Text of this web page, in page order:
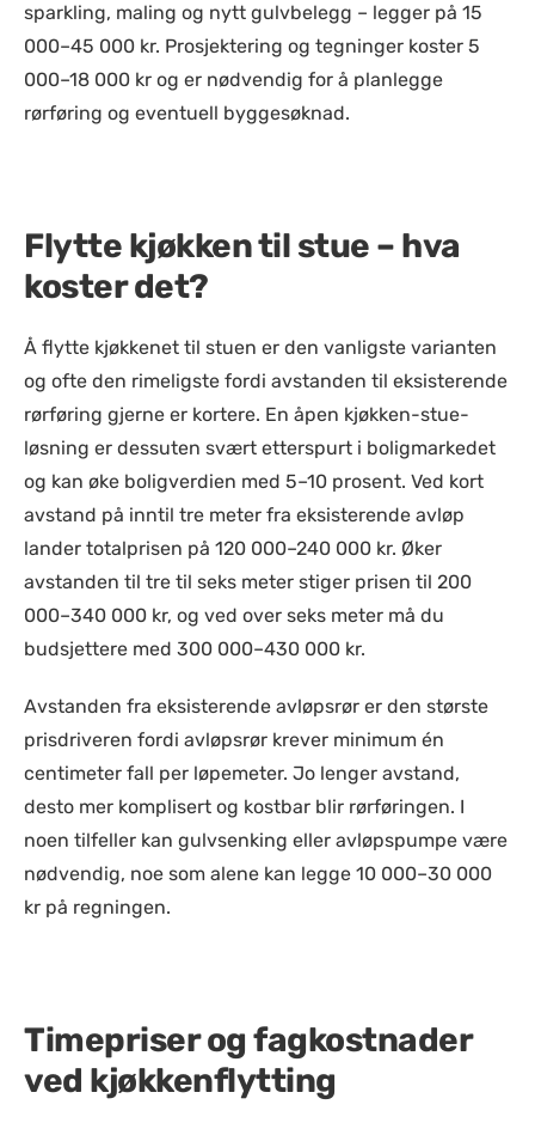
sparkling, maling og nytt gulvbelegg – legger på 15
000–45 000 kr. Prosjektering og tegninger koster 5
000–18 000 kr og er nødvendig for å planlegge
rørføring og eventuell byggesøknad.
Flytte kjøkken til stue – hva
koster det?
Å flytte kjøkkenet til stuen er den vanligste varianten
og ofte den rimeligste fordi avstanden til eksisterende
rørføring gjerne er kortere. En åpen kjøkken-stue-
løsning er dessuten svært etterspurt i boligmarkedet
og kan øke boligverdien med 5–10 prosent. Ved kort
avstand på inntil tre meter fra eksisterende avløp
lander totalprisen på 120 000–240 000 kr. Øker
avstanden til tre til seks meter stiger prisen til 200
000–340 000 kr, og ved over seks meter må du
budsjettere med 300 000–430 000 kr.
Avstanden fra eksisterende avløpsrør er den største
prisdriveren fordi avløpsrør krever minimum én
centimeter fall per løpemeter. Jo lenger avstand,
desto mer komplisert og kostbar blir rørføringen. I
noen tilfeller kan gulvsenking eller avløpspumpe være
nødvendig, noe som alene kan legge 10 000–30 000
kr på regningen.
Timepriser og fagkostnader
ved kjøkkenflytting